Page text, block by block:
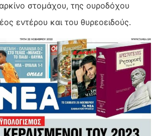
στομάχου, της ουροδόχου
εντέρου και του θυρεοειδούς.